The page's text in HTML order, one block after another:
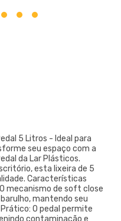
5 Litros - Ideal para
seu espaço com a
da Lar Plásticos.
esta lixeira de 5
Características
mecanismo de soft close
mantendo seu
O pedal permite
contaminação e